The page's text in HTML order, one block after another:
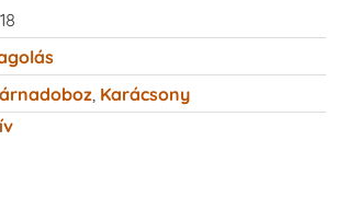
Karácsony